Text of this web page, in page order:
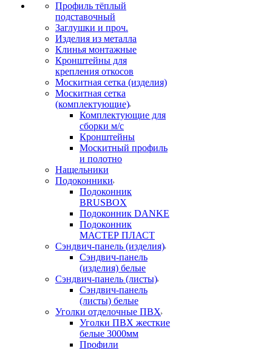
Профиль тёплый
подставочный
Заглушки и проч.
Изделия из металла
Клинья монтажные
Кронштейны для
крепления откосов
Москитная сетка (изделия)
Москитная сетка
(комплектующие)
Комплектующие для
сборки м/с
Кронштейны
Москитный профиль
и полотно
Нащельники
Подоконники
Подоконник
BRUSBOX
Подоконник DANKE
Подоконник
МАСТЕР ПЛАСТ
Сэндвич-панель (изделия)
Сэндвич-панель
(изделия) белые
Сэндвич-панель (листы)
Сэндвич-панель
(листы) белые
Уголки отделочные ПВХ
Уголки ПВХ жесткие
белые 3000мм
Профили